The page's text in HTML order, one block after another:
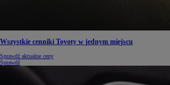
Wszystkie cenniki Toyoty w jednym miejscu
Sprawdź aktualne ceny
Sprawdź